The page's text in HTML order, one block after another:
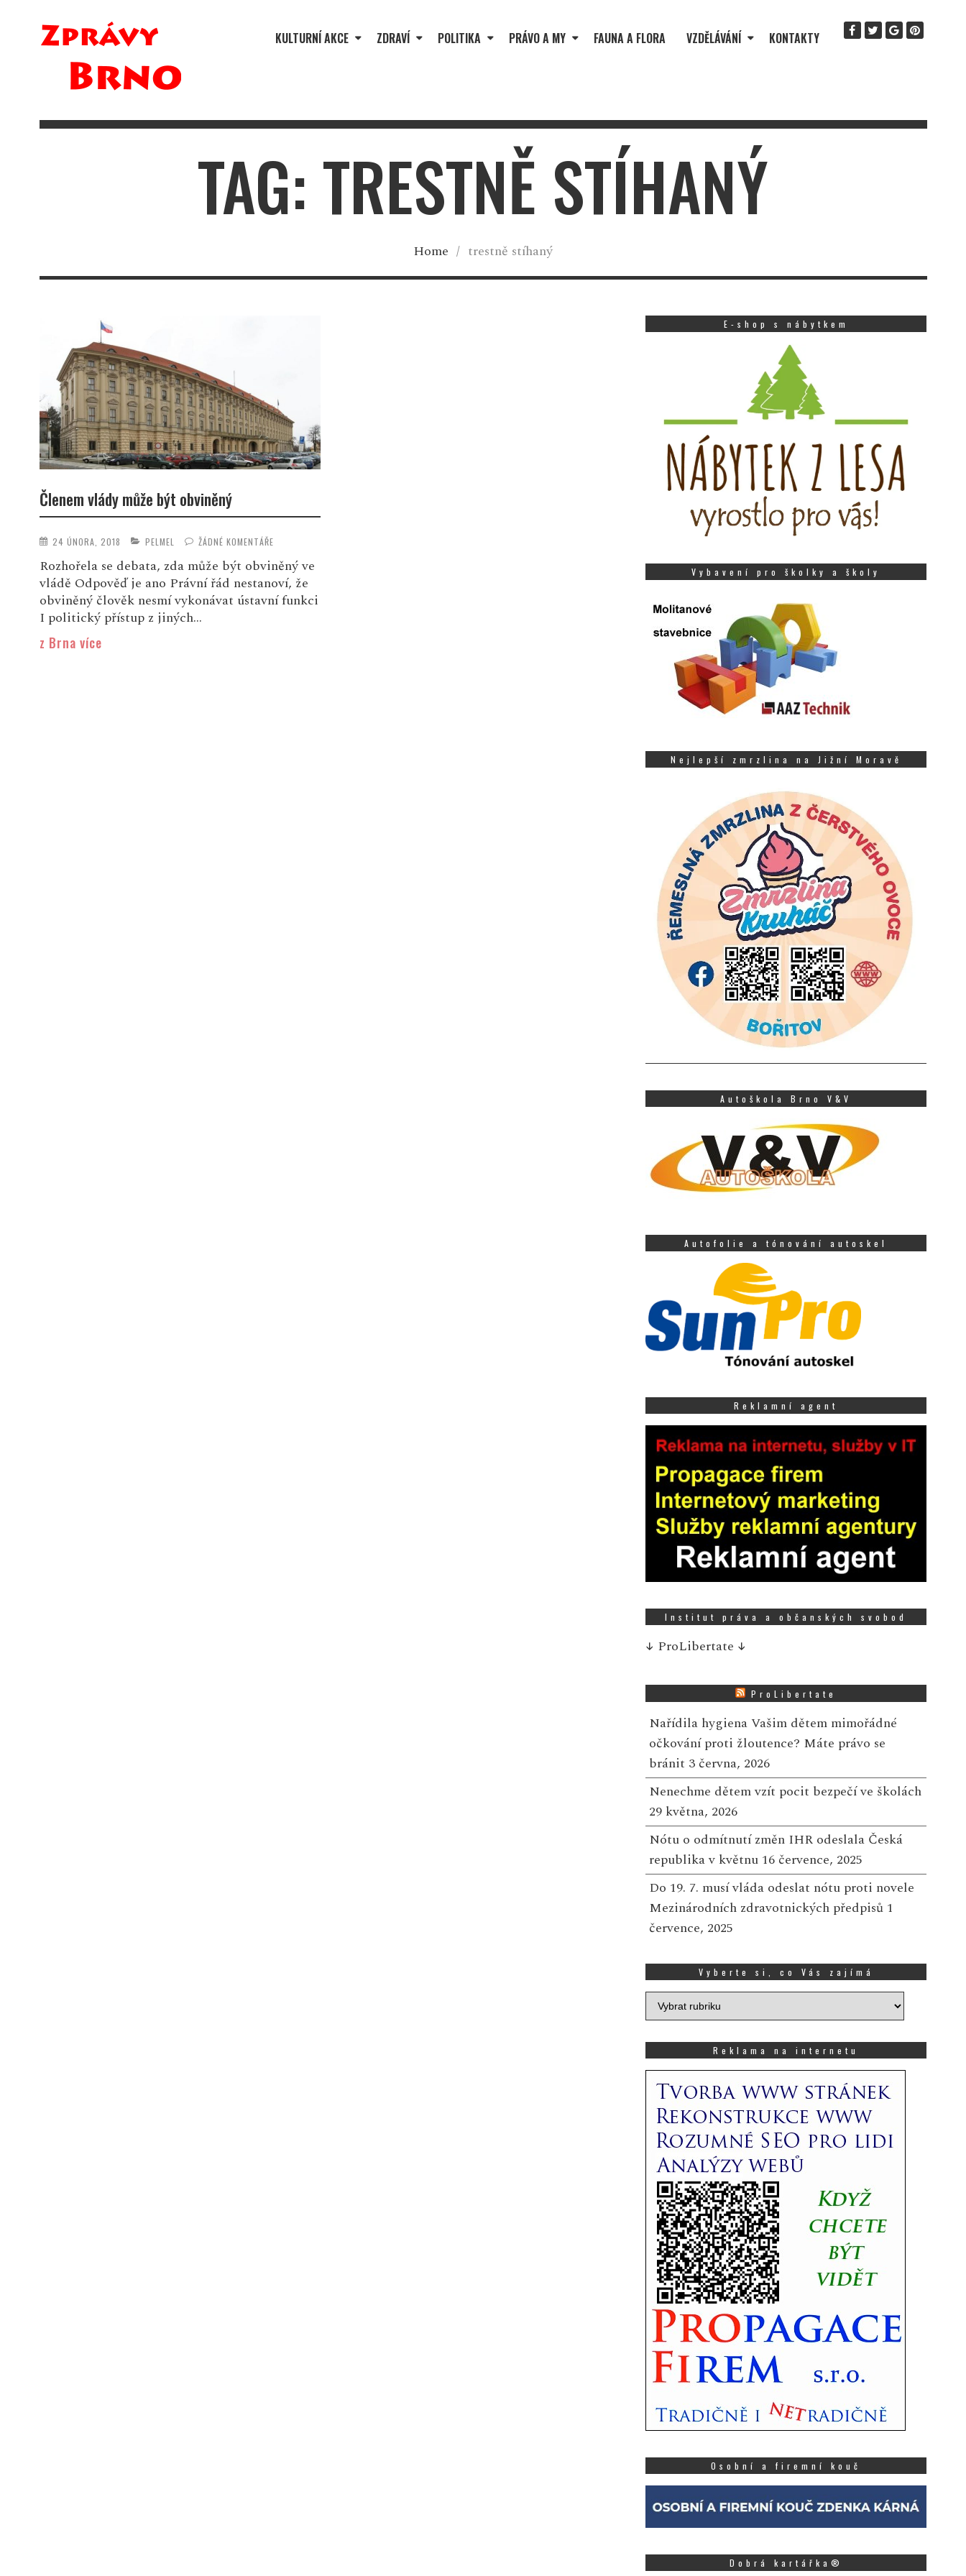
KULTURNÍ AKCE ZDRAVÍ POLITIKA PRÁVO A MY FAUNA A FLORA VZDĚLÁVÁNÍ KONTAKTY
TAG: TRESTNĚ STÍHANÝ
Home / trestně stíhaný
Členem vlády může být obviněný
24 ÚNORA, 2018 PELMEL ŽÁDNÉ KOMENTÁŘE
Rozhořela se debata, zda může být obviněný ve
vládě Odpověď je ano Právní řád nestanoví, že
obviněný člověk nesmí vykonávat ústavní funkci
I politický přístup z jiných...
z Brna více
E-shop s nábytkem
Vybavení pro školky a školy
Nejlepší zmrzlina na Jižní Moravě
Autoškola Brno V&V
Autofolie a tónování autoskel
Reklamní agent
Institut práva a občanských svobod
↓ ProLibertate ↓
ProLibertate
Nařídila hygiena Vašim dětem mimořádné
očkování proti žloutence? Máte právo se
bránit 3 června, 2026
Nenechme dětem vzít pocit bezpečí ve školách
29 května, 2026
Nótu o odmítnutí změn IHR odeslala Česká
republika v květnu 16 července, 2025
Do 19. 7. musí vláda odeslat nótu proti novele
Mezinárodních zdravotnických předpisů 1
července, 2025
Vyberte si, co Vás zajímá
Vyberte
si,
zajímá
Reklama na internetu
Osobní a firemní kouč
Dobrá kartářka®